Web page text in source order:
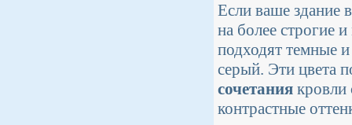
Если ваше здание
на более строгие
подходят темные
серый. Эти цвета
сочетания кровли
контрастные